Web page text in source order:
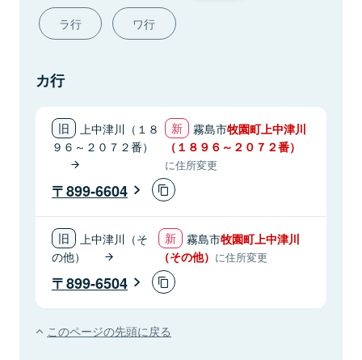
ラ行 ワ行
カ行
上中津川（１８
９６～２０７２番）
霧島市牧園町上中津川
（１８９６～２０７２番）
に住所変更
899-6604
上中津川（そ
の他）
霧島市牧園町上中津川
（その他） に住所変更
899-6504
このページの先頭に戻る